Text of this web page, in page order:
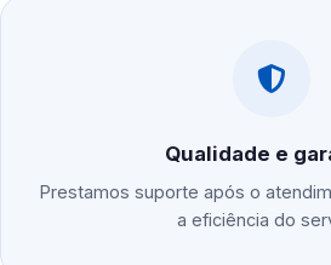
Qualidade e
Prestamos suporte após o
a eficiência do